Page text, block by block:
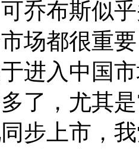
乔布斯似
场都很重
进入中国
了，尤其
步上市，